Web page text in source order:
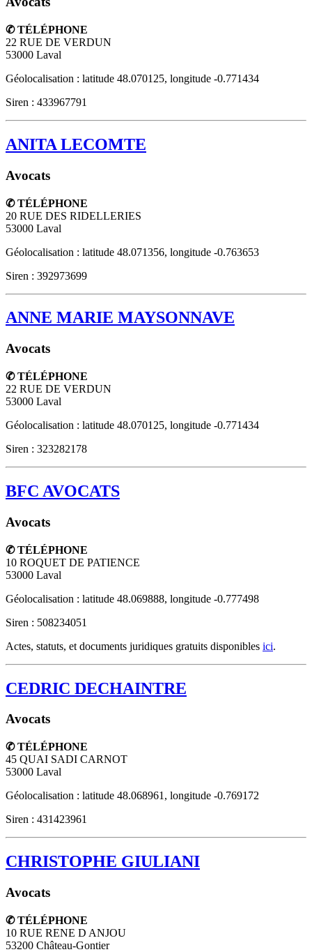
✆ TÉLÉPHONE
22 RUE DE VERDUN
53000 Laval
Géolocalisation : latitude 48.070125, longitude -0.771434
Siren : 433967791
ANITA LECOMTE
Avocats
✆ TÉLÉPHONE
20 RUE DES RIDELLERIES
53000 Laval
Géolocalisation : latitude 48.071356, longitude -0.763653
Siren : 392973699
ANNE MARIE MAYSONNAVE
Avocats
✆ TÉLÉPHONE
22 RUE DE VERDUN
53000 Laval
Géolocalisation : latitude 48.070125, longitude -0.771434
Siren : 323282178
BFC AVOCATS
Avocats
✆ TÉLÉPHONE
10 ROQUET DE PATIENCE
53000 Laval
Géolocalisation : latitude 48.069888, longitude -0.777498
Siren : 508234051
Actes, statuts, et documents juridiques gratuits disponibles ici.
CEDRIC DECHAINTRE
Avocats
✆ TÉLÉPHONE
45 QUAI SADI CARNOT
53000 Laval
Géolocalisation : latitude 48.068961, longitude -0.769172
Siren : 431423961
CHRISTOPHE GIULIANI
Avocats
✆ TÉLÉPHONE
10 RUE RENE D ANJOU
53200 Château-Gontier